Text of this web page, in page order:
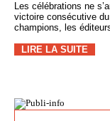
Les célébrations ne
victoire consécutive
champions, les
LIRE LA SUITE